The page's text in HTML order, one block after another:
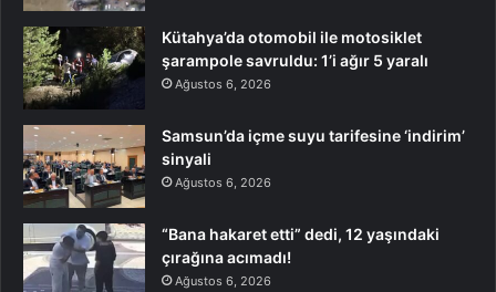
Kütahya’da otomobil ile motosiklet
şarampole savruldu: 1’i ağır 5 yaralı
Ağustos 6, 2026
Samsun’da içme suyu tarifesine ‘indirim’
sinyali
Ağustos 6, 2026
“Bana hakaret etti” dedi, 12 yaşındaki
çırağına acımadı!
Ağustos 6, 2026